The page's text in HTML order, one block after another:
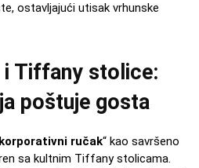
ostavljajući utisak vrhunske
i Tiffany stolice:
poštuje gosta
ručak“ kao savršeno
sa kultnim Tiffany stolicama.